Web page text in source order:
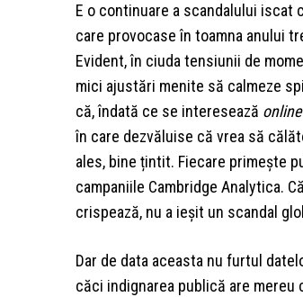
E o continuare a scandalului iscat
care provocase în toamna anului
Evident, în ciuda tensiunii de
mici ajustări menite să calmeze
că, îndată ce se interesează online
în care dezvăluise că vrea să
ales, bine țintit. Fiecare primește
campaniile Cambridge Analytica.
crispează, nu a ieșit un scandal
Dar de data aceasta nu furtul
căci indignarea publică are mereu